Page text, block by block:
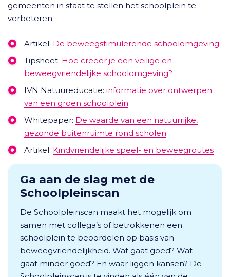
gemeenten in staat te stellen het schoolplein te
verbeteren.
Artikel: De beweegstimulerende schoolomgeving
Tipsheet: Hoe creëer je een veilige en
beweegvriendelijke schoolomgeving?
IVN Natuureducatie: informatie over ontwerpen
van een groen schoolplein
Whitepaper: De waarde van een natuurrijke,
gezonde buitenruimte rond scholen
Artikel: Kindvriendelijke speel- en beweegroutes
Ga aan de slag met de
Schoolpleinscan
De Schoolpleinscan maakt het mogelijk om
samen met collega’s of betrokkenen een
schoolplein te beoordelen op basis van
beweegvriendelijkheid. Wat gaat goed? Wat
gaat minder goed? En waar liggen kansen? De